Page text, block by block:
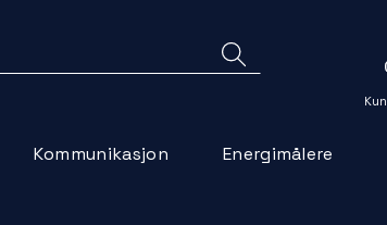
Kommunikasjon Energimålere